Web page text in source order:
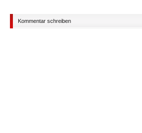
Kommentar schreiben